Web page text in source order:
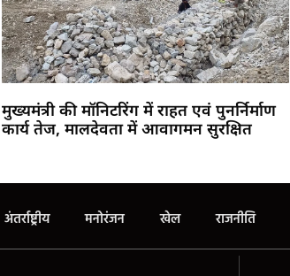
मुख्यमंत्री की मॉनिटरिंग में राहत एवं पुनर्निर्माण
कार्य तेज, मालदेवता में आवागमन सुरक्षित
अंतर्राष्ट्रीय मनोरंजन खेल राजनीति